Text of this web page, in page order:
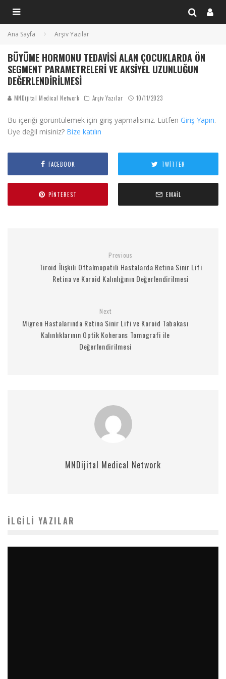
Ana Sayfa Arşiv Yazılar
BÜYÜME HORMONU TEDAVISI ALAN ÇOCUKLARDA ÖN
SEGMENT PARAMETRELERI VE AKSIYEL UZUNLUĞUN
DEĞERLENDIRILMESI
MNDijital Medical Network Arşiv Yazılar 10/11/2023
Bu içeriği görüntülemek için giriş yapmalısınız. Lütfen Giriş Yapın.
Üye değil misiniz? Bize katılın
FACEBOOK TWITTER
PINTEREST EMAIL
Previous
Tiroid İlişkili Oftalmopatili Hastalarda Retina Sinir Lifi
Retina ve Koroid Kalınlığının Değerlendirilmesi
Next
Migren Hastalarında Retina Sinir Lifi ve Koroid Tabakası
Kalınlıklarının Optik Koherans Tomografi ile
Değerlendirilmesi
MNDijital Medical Network
İLGILI YAZILAR